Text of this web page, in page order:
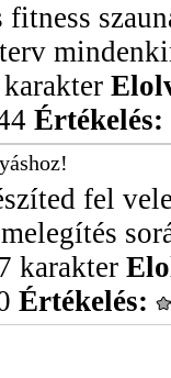
Értékelés:
fel
karakter
Értékelés: